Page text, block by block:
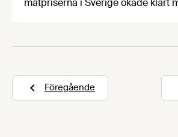
matpriserna i Sverige ökade klart
några av slutsatserna i en ny
nationalekonomen Lars Jagrén.
Föregående